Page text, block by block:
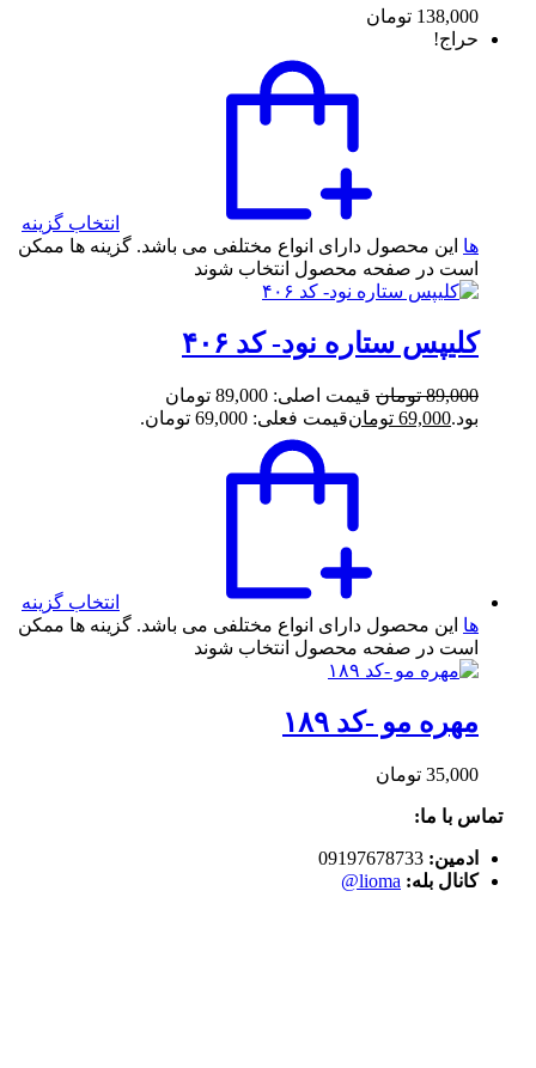
138,000 تومان
حراج!
انتخاب گزینه
ها این محصول دارای انواع مختلفی می باشد. گزینه ها ممکن
است در صفحه محصول انتخاب شوند
کلیپس ستاره نود- کد ۴۰۶
89,000 تومان
قیمت اصلی: 89,000 تومان
بود.69,000 تومانقیمت فعلی: 69,000 تومان.
انتخاب گزینه
ها این محصول دارای انواع مختلفی می باشد. گزینه ها ممکن
است در صفحه محصول انتخاب شوند
مهره مو -کد ۱۸۹
35,000 تومان
تماس با ما:
ادمین:
کانال بله: lioma@